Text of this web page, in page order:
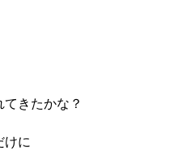
きたかな？
けに